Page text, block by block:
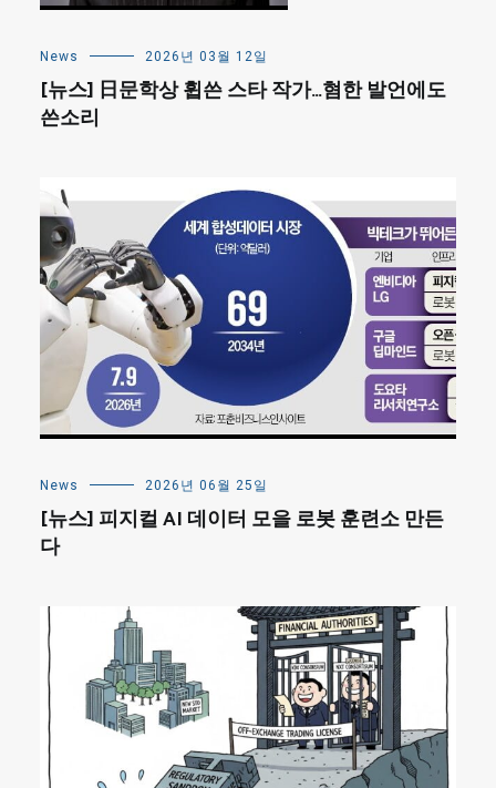
News 2026년 03월 12일
[뉴스] 日문학상 휩쓴 스타 작가…혐한 발언에도
쓴소리
News 2026년 06월 25일
[뉴스] 피지컬 AI 데이터 모을 로봇 훈련소 만든
다